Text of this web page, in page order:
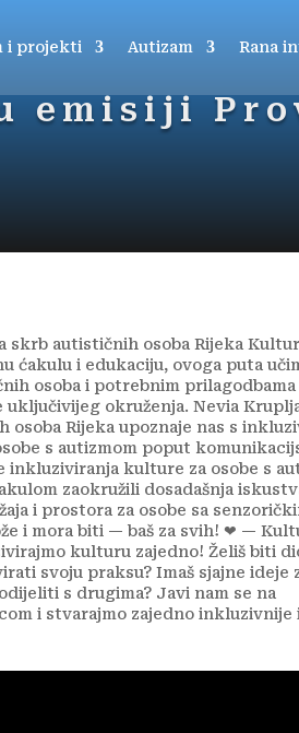
i projekti Autizam Rana
emisiji
skrb autističnih osoba Rijeka
ćakulu i edukaciju, ovoga puta
osoba i potrebnim prilagodbama
uključivijeg okruženja. Nevia
osoba Rijeka upoznaje nas s
s autizmom poput
kulture za osobe s
zaokružili dosadašnja
i prostora za osobe sa
i mora biti — baš za svih! ❤ —
kulturu zajedno! Želiš biti
svoju praksu? Imaš sjajne ideje
s drugima? Javi nam se na
i stvarajmo zajedno inkluzivnije